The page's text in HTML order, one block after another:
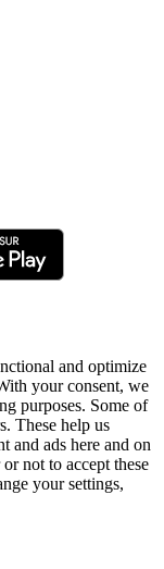
and optimize
your consent, we
purposes. Some of
These help us
and ads here and on
not to accept these
your settings,